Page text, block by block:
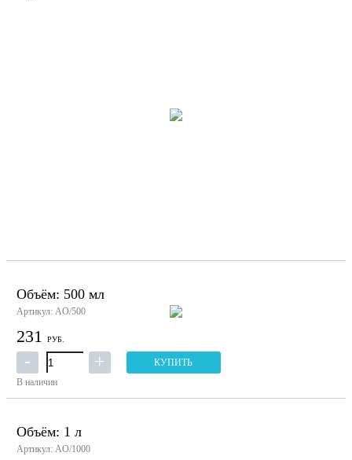
Объём: 500 мл
Артикул: AО/500
231 РУБ.
КУПИТЬ
В наличии
Объём: 1 л
Артикул: AО/1000